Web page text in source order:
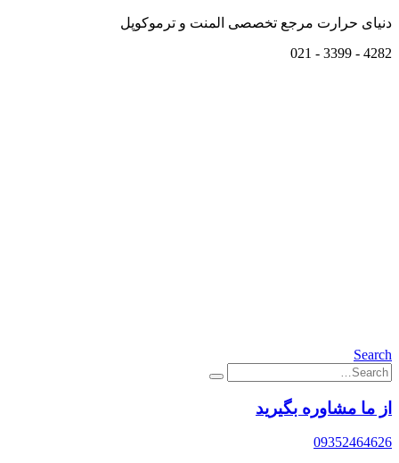
دنیای حرارت مرجع تخصصی المنت و ترموکوپل
4282 - 3399 - 021
Search
از ما مشاوره بگیرید
09352464626